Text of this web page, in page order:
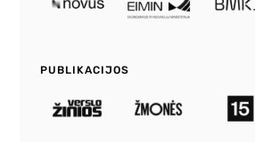
PUBLIKACIJOS